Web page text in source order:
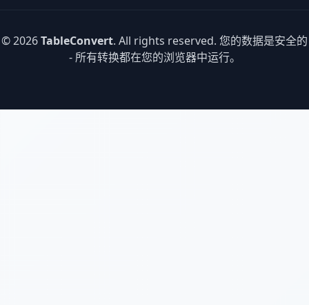
© 2026TableConvert. All rights reserved. 您的数据是安全的
- 所有转换都在您的浏览器中运行。